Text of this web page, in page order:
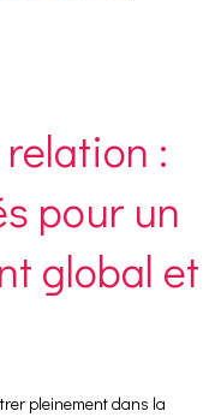
relation :
pour un
global et
pleinement dans la